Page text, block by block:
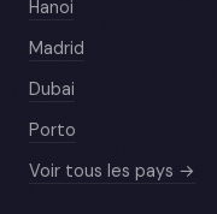
Hanoi
Madrid
Dubai
Porto
Voir tous les pays →